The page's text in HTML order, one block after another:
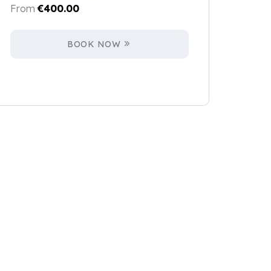
From€400.00
BOOK NOW